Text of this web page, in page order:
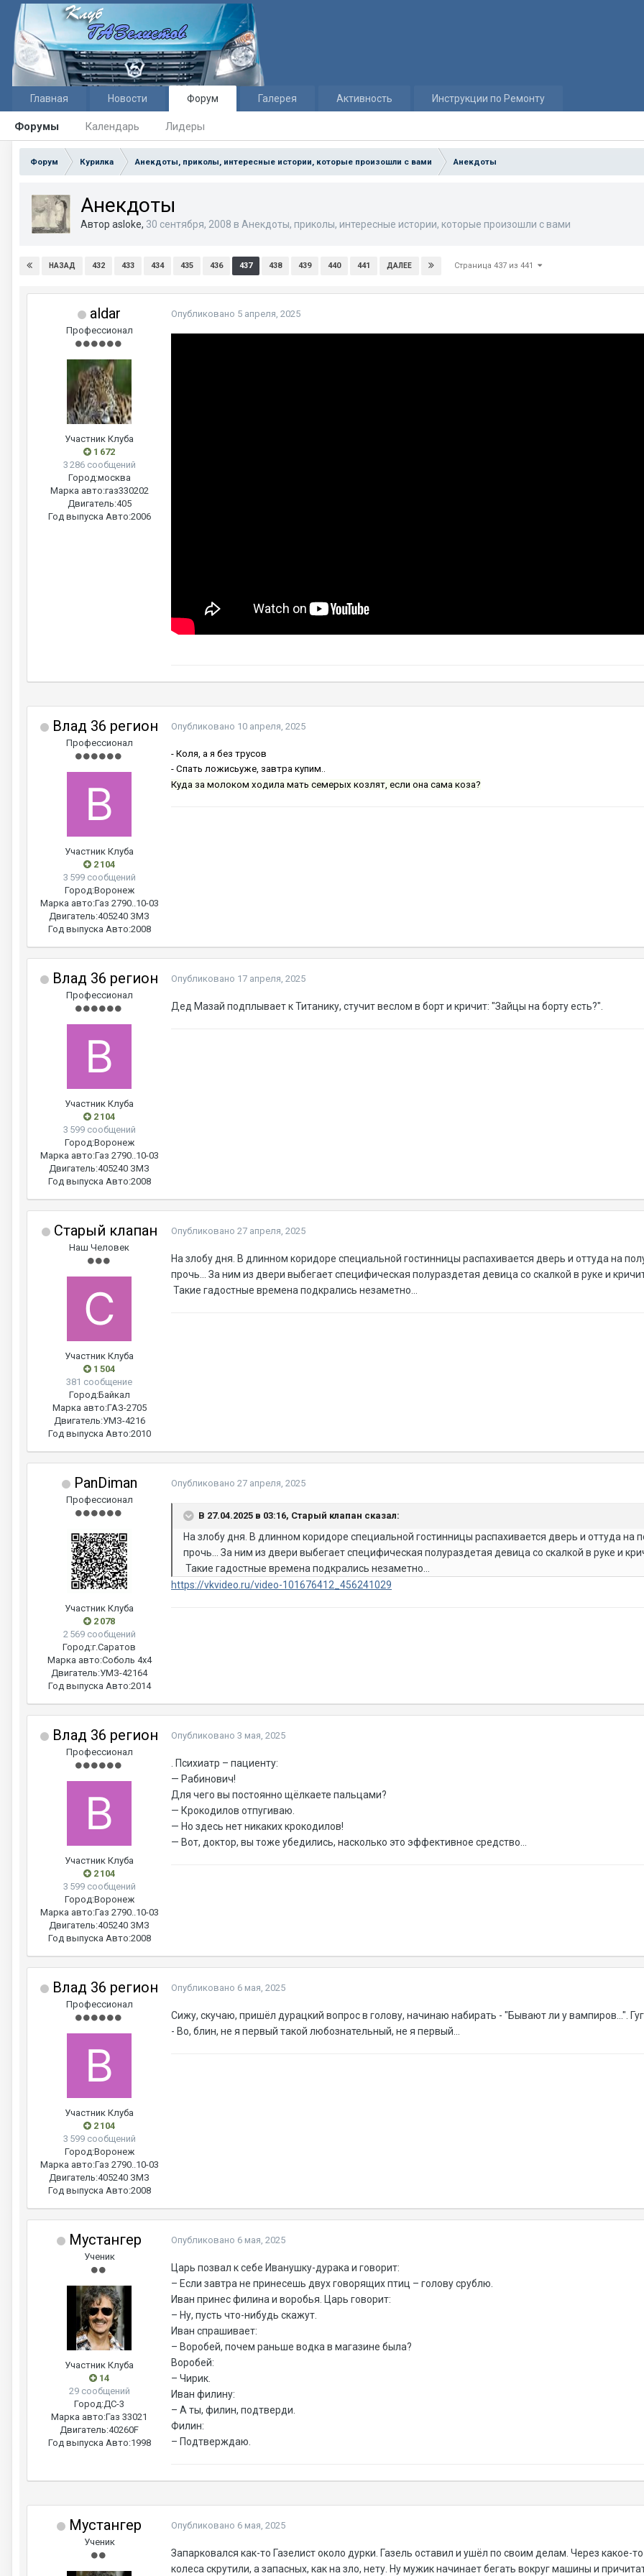
Главная Новости Форум
Форумы Календарь Лидеры
Галерея Активность Инструкции по Ремонту
Форум Курилка Анекдоты, приколы, интересные истории, которые произошли с вами Анекдоты
Анекдоты
Автор asloke, 30 сентября, 2008 в Анекдоты, приколы, интересные истории, которые произошли с вами
НАЗАД 432 433 434 435 436 437 438 439 440 441 ДАЛЕЕ Страница 437 из 441
aldar
Профессионал
Участник Клуба
1 672
3 286 сообщений
Город:москва
Марка авто:газ330202
Двигатель:405
Год выпуска Авто:2006
Опубликовано 5 апреля, 2025
Влад 36 регион
Профессионал
Участник Клуба
2 104
3 599 сообщений
Город:Воронеж
Марка авто:Газ 2790..10-03
Двигатель:405240 ЗМЗ
Год выпуска Авто:2008
Опубликовано 10 апреля, 2025
- Коля, а я без трусов
- Спать ложисьуже, завтра купим..
Куда за молоком ходила мать семерых козлят, если она сама коза?
Влад 36 регион
Профессионал
Участник Клуба
2 104
3 599 сообщений
Город:Воронеж
Марка авто:Газ 2790..10-03
Двигатель:405240 ЗМЗ
Год выпуска Авто:2008
Опубликовано 17 апреля, 2025
Дед Мазай подплывает к Титанику, стучит веслом в борт и кричит: "Зайцы на борту есть?".
Старый клапан
Наш Человек
Участник Клуба
1 504
381 сообщение
Город:Байкал
Марка авто:ГАЗ-2705
Двигатель:УМЗ-4216
Год выпуска Авто:2010
Опубликовано 27 апреля, 2025
На злобу дня. В длинном коридоре специальной гостинницы распахивается дверь и оттуда на
прочь... За ним из двери выбегает специфическая полураздетая девица со скалкой в руке и
Такие гадостные времена подкрались незаметно...
PanDiman
Профессионал
Участник Клуба
2 078
2 569 сообщений
Город:г.Саратов
Марка авто:Соболь 4х4
Двигатель:УМЗ-42164
Год выпуска Авто:2014
Опубликовано 27 апреля, 2025
В 27.04.2025 в 03:16, Старый клапан сказал:
На злобу дня. В длинном коридоре специальной гостинницы распахивается дверь и оттуда на
прочь... За ним из двери выбегает специфическая полураздетая девица со скалкой в руке и
Такие гадостные времена подкрались незаметно...
https://vkvideo.ru/video-101676412_456241029
Влад 36 регион
Профессионал
Участник Клуба
2 104
3 599 сообщений
Город:Воронеж
Марка авто:Газ 2790..10-03
Двигатель:405240 ЗМЗ
Год выпуска Авто:2008
Опубликовано 3 мая, 2025
. Психиатр – пациенту:
— Рабинович!
Для чего вы постоянно щёлкаете пальцами?
— Крокодилов отпугиваю.
— Но здесь нет никаких крокодилов!
— Вот, доктор, вы тоже убедились, насколько это эффективное средство...
Влад 36 регион
Профессионал
Участник Клуба
2 104
3 599 сообщений
Город:Воронеж
Марка авто:Газ 2790..10-03
Двигатель:405240 ЗМЗ
Год выпуска Авто:2008
Опубликовано 6 мая, 2025
Сижу, скучаю, пришёл дурацкий вопрос в голову, начинаю набирать - "Бывают ли у вампиров...".
- Во, блин, не я первый такой любознательный, не я первый...
Мустангер
Ученик
Участник Клуба
14
29 сообщений
Город:ДС-3
Марка авто:Газ 33021
Двигатель:40260F
Год выпуска Авто:1998
Опубликовано 6 мая, 2025
Царь позвал к себе Иванушку-дурака и говорит:
– Если завтра не принесешь двух говорящих птиц – голову срублю.
Иван принес филина и воробья. Царь говорит:
– Ну, пусть что-нибудь скажут.
Иван спрашивает:
– Воробей, почем раньше водка в магазине была?
Воробей:
– Чирик.
Иван филину:
– А ты, филин, подтверди.
Филин:
– Подтверждаю.
Мустангер
Ученик
Опубликовано 6 мая, 2025
Запарковался как-то Газелист около дурки. Газель оставил и ушёл по своим делам. Через
колеса скрутили, а запасных, как на зло, нету. Ну мужик начинает бегать вокруг машины и